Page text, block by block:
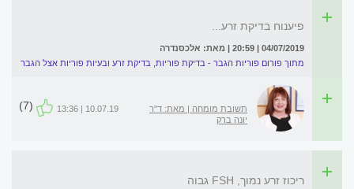
פיענוח בדיקת זרע...
04/07/2019 | 20:59 | מאת: אלכסנדרה
מתוך פורום פוריות הגבר - בדיקת פוריות, בדיקת זרע ובעיות פוריות אצל הגבר
תשובת מומחה | מאת: ד"ר
יונה ברק
10.07.19 | 13:36
(7)
ריכוז זרע נמוך, FSH גבוה